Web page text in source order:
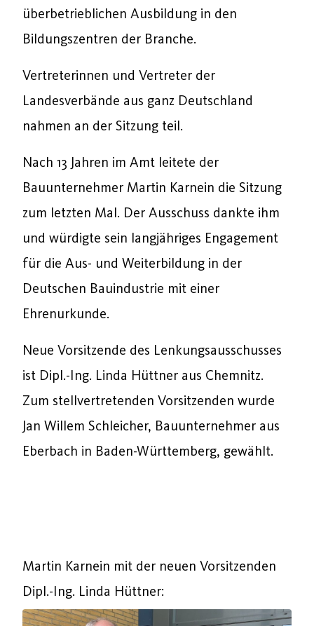
überbetrieblichen Ausbildung in den
Bildungszentren der Branche.
Vertreterinnen und Vertreter der
Landesverbände aus ganz Deutschland
nahmen an der Sitzung teil.
Nach 13 Jahren im Amt leitete der
Bauunternehmer Martin Karnein die Sitzung
zum letzten Mal. Der Ausschuss dankte ihm
und würdigte sein langjähriges Engagement
für die Aus- und Weiterbildung in der
Deutschen Bauindustrie mit einer
Ehrenurkunde.
Neue Vorsitzende des Lenkungsausschusses
ist Dipl.-Ing. Linda Hüttner aus Chemnitz.
Zum stellvertretenden Vorsitzenden wurde
Jan Willem Schleicher, Bauunternehmer aus
Eberbach in Baden-Württemberg, gewählt.
Martin Karnein mit der neuen Vorsitzenden
Dipl.-Ing. Linda Hüttner: